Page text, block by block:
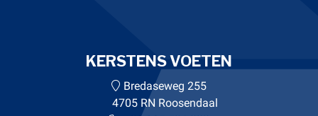
KERSTENS VOETEN
Bredaseweg 255
4705 RN Roosendaal